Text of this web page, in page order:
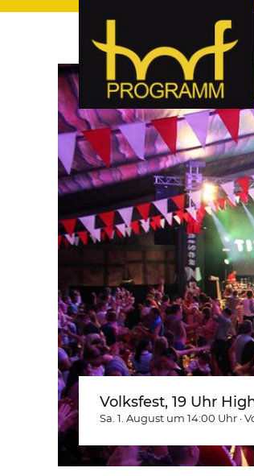
hof-programm
hof-programm – das
Volksfest, 19 Uhr
Sa. 1. August um 14:00 Uhr ·